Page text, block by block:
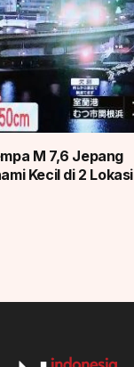
M 7,6 Jepang
Kecil di 2 Lokasi